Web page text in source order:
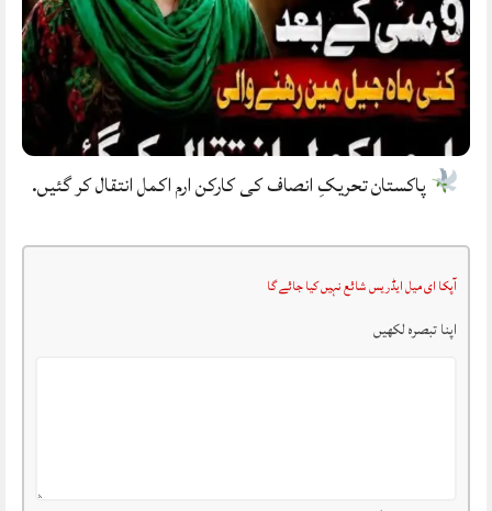
پاکستان تحریکِ انصاف کی کارکن ارم اکمل انتقال کر گئیں.
آپکا ای میل ایڈریس شائع نہیں کیا جائے گا
اپنا تبصرہ لکھیں